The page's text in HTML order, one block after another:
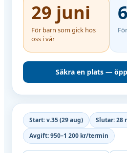
29 juni
För barn som gick hos
oss i vår
Säkra en plats —
Start: v.35 (29 aug)
Slutar: 28
Avgift: 950–1 200 kr/termin